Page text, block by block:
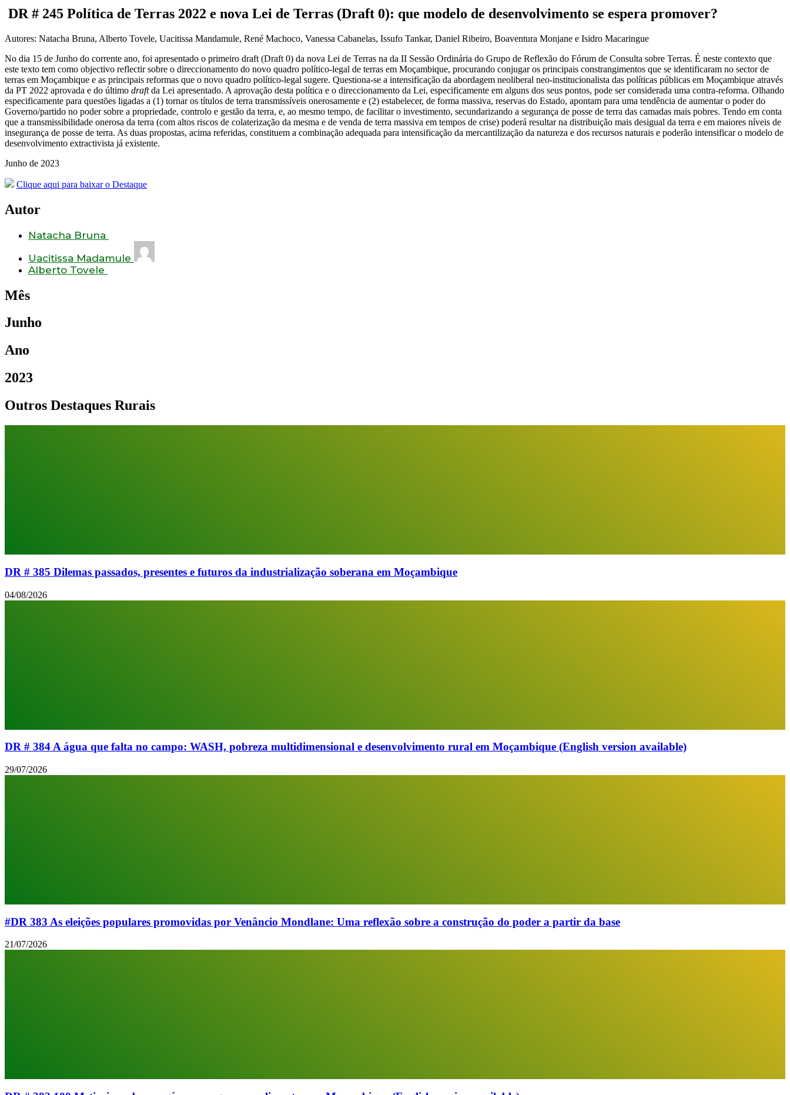
DR # 245 Política de Terras 2022 e nova Lei de Terras (Draft 0): que modelo de desenvolvimento se espera promover?
Autores: Natacha Bruna, Alberto Tovele, Uacitissa Mandamule, René Machoco, Vanessa Cabanelas, Issufo Tankar, Daniel Ribeiro, Boaventura Monjane e Isidro Macaringue
No dia 15 de Junho do corrente ano, foi apresentado o primeiro draft (Draft 0) da nova Lei de Terras na da II Sessão Ordinária do Grupo de Reflexão do Fórum de Consulta sobre Terras. É neste contexto que
este texto tem como objectivo reflectir sobre o direccionamento do novo quadro político-legal de terras em Moçambique, procurando conjugar os principais constrangimentos que se identificaram no sector de
terras em Moçambique e as principais reformas que o novo quadro político-legal sugere. Questiona-se a intensificação da abordagem neoliberal neo-institucionalista das políticas públicas em Moçambique através
da PT 2022 aprovada e do último draftda Lei apresentado. A aprovação desta política e o direccionamento da Lei, especificamente em alguns dos seus pontos, pode ser considerada uma contra-reforma. Olhando
especificamente para questões ligadas a (1) tornar os títulos de terra transmissíveis onerosamente e (2) estabelecer, de forma massiva, reservas do Estado, apontam para uma tendência de aumentar o poder do
Governo/partido no poder sobre a propriedade, controlo e gestão da terra, e, ao mesmo tempo, de facilitar o investimento, secundarizando a segurança de posse de terra das camadas mais pobres. Tendo em conta
que a transmissibilidade onerosa da terra (com altos riscos de colaterização da mesma e de venda de terra massiva em tempos de crise) poderá resultar na distribuição mais desigual da terra e em maiores níveis de
insegurança de posse de terra. As duas propostas, acima referidas, constituem a combinação adequada para intensificação da mercantilização da natureza e dos recursos naturais e poderão intensificar o modelo de
desenvolvimento extractivista já existente.
Junho de 2023
Clique aqui para baixar o Destaque
Autor
Natacha Bruna
Uacitissa Madamule
Alberto Tovele
Mês
Junho
Ano
2023
Outros Destaques Rurais
DR # 385 Dilemas passados, presentes e futuros da industrialização soberana em Moçambique
04/08/2026
DR # 384 A água que falta no campo: WASH, pobreza multidimensional e desenvolvimento rural em Moçambique (English version available)
29/07/2026
#DR 383 As eleições populares promovidas por Venâncio Mondlane: Uma reflexão sobre a construção do poder a partir da base
21/07/2026